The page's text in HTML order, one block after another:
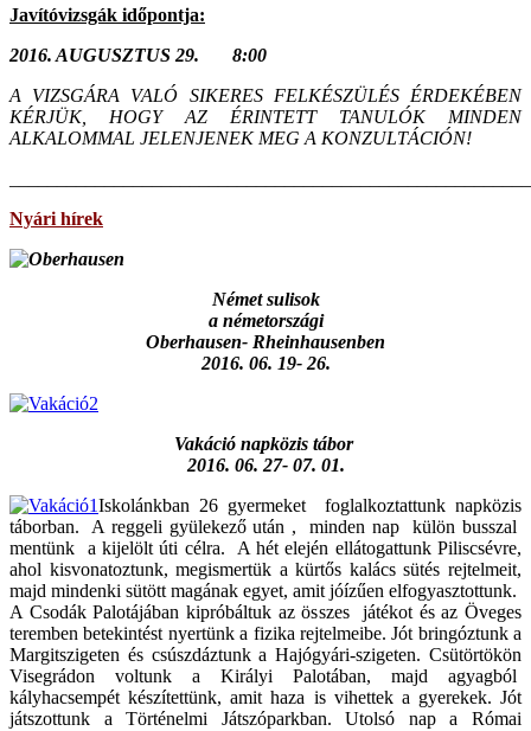
Javítóvizsgák időpontja:
2016. AUGUSZTUS 29. 8:00
A VIZSGÁRA VALÓ SIKERES FELKÉSZÜLÉS ÉRDEKÉBEN
KÉRJÜK, HOGY AZ ÉRINTETT TANULÓK MINDEN
ALKALOMMAL JELENJENEK MEG A KONZULTÁCIÓN!
Nyári hírek
Német sulisok
a németországi
Oberhausen- Rheinhausenben
2016. 06. 19- 26.
Vakáció napközis tábor
2016. 06. 27- 07. 01.
Iskolánkban 26 gyermeket foglalkoztattunk napközis
táborban. A reggeli gyülekező után , minden nap külön busszal
mentünk a kijelölt úti célra. A hét elején ellátogattunk Piliscsévre,
ahol kisvonatoztunk, megismertük a kürtős kalács sütés rejtelmeit,
majd mindenki sütött magának egyet, amit jóízűen elfogyasztottunk.
A Csodák Palotájában kipróbáltuk az összes játékot és az Öveges
teremben betekintést nyertünk a fizika rejtelmeibe. Jót bringóztunk a
Margitszigeten és csúszdáztunk a Hajógyári-szigeten. Csütörtökön
Visegrádon voltunk a Királyi Palotában, majd agyagból
kályhacsempét készítettünk, amit haza is vihettek a gyerekek. Jót
játszottunk a Történelmi Játszóparkban. Utolsó nap a Római